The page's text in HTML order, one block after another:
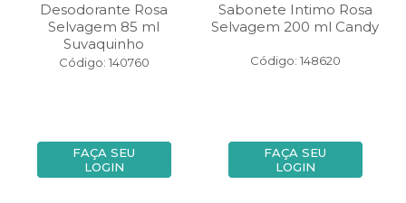
Desodorante Rosa
Selvagem 85 ml
Suvaquinho
Código: 140760
FAÇA SEU
LOGIN
Sabonete Intimo Rosa
Selvagem 200 ml Candy
Código: 148620
FAÇA SEU
LOGIN